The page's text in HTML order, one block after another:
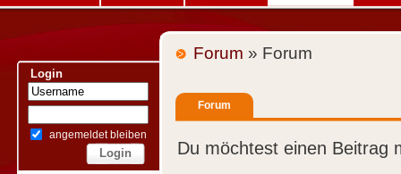
Login
angemeldet bleiben
Forum » Forum
Forum
Du möchtest einen Beitrag